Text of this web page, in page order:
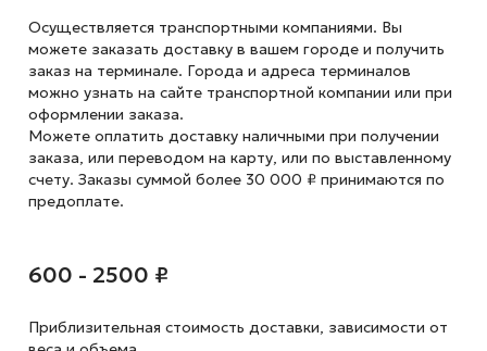
Осуществляется транспортными компаниями. Вы
можете заказать доставку в вашем городе и получить
заказ на терминале. Города и адреса терминалов
можно узнать на сайте транспортной компании или при
оформлении заказа.
Можете оплатить доставку наличными при получении
заказа, или переводом на карту, или по выставленному
счету. Заказы суммой более 30 000 ₽ принимаются по
предоплате.
600 - 2500 ₽
Приблизительная стоимость доставки, зависимости от